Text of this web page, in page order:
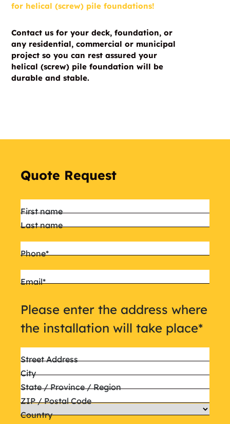
for helical (screw) pile foundations!
Contact us for your deck, foundation, or
any residential, commercial or municipal
project so you can rest assured your
helical (screw) pile foundation will be
durable and stable.
Quote Request
Name*
First name
Last name
Phone*
Email*
Please enter the address where
the installation will take place*
Street Address
City
State / Province / Region
ZIP / Postal Code
Country